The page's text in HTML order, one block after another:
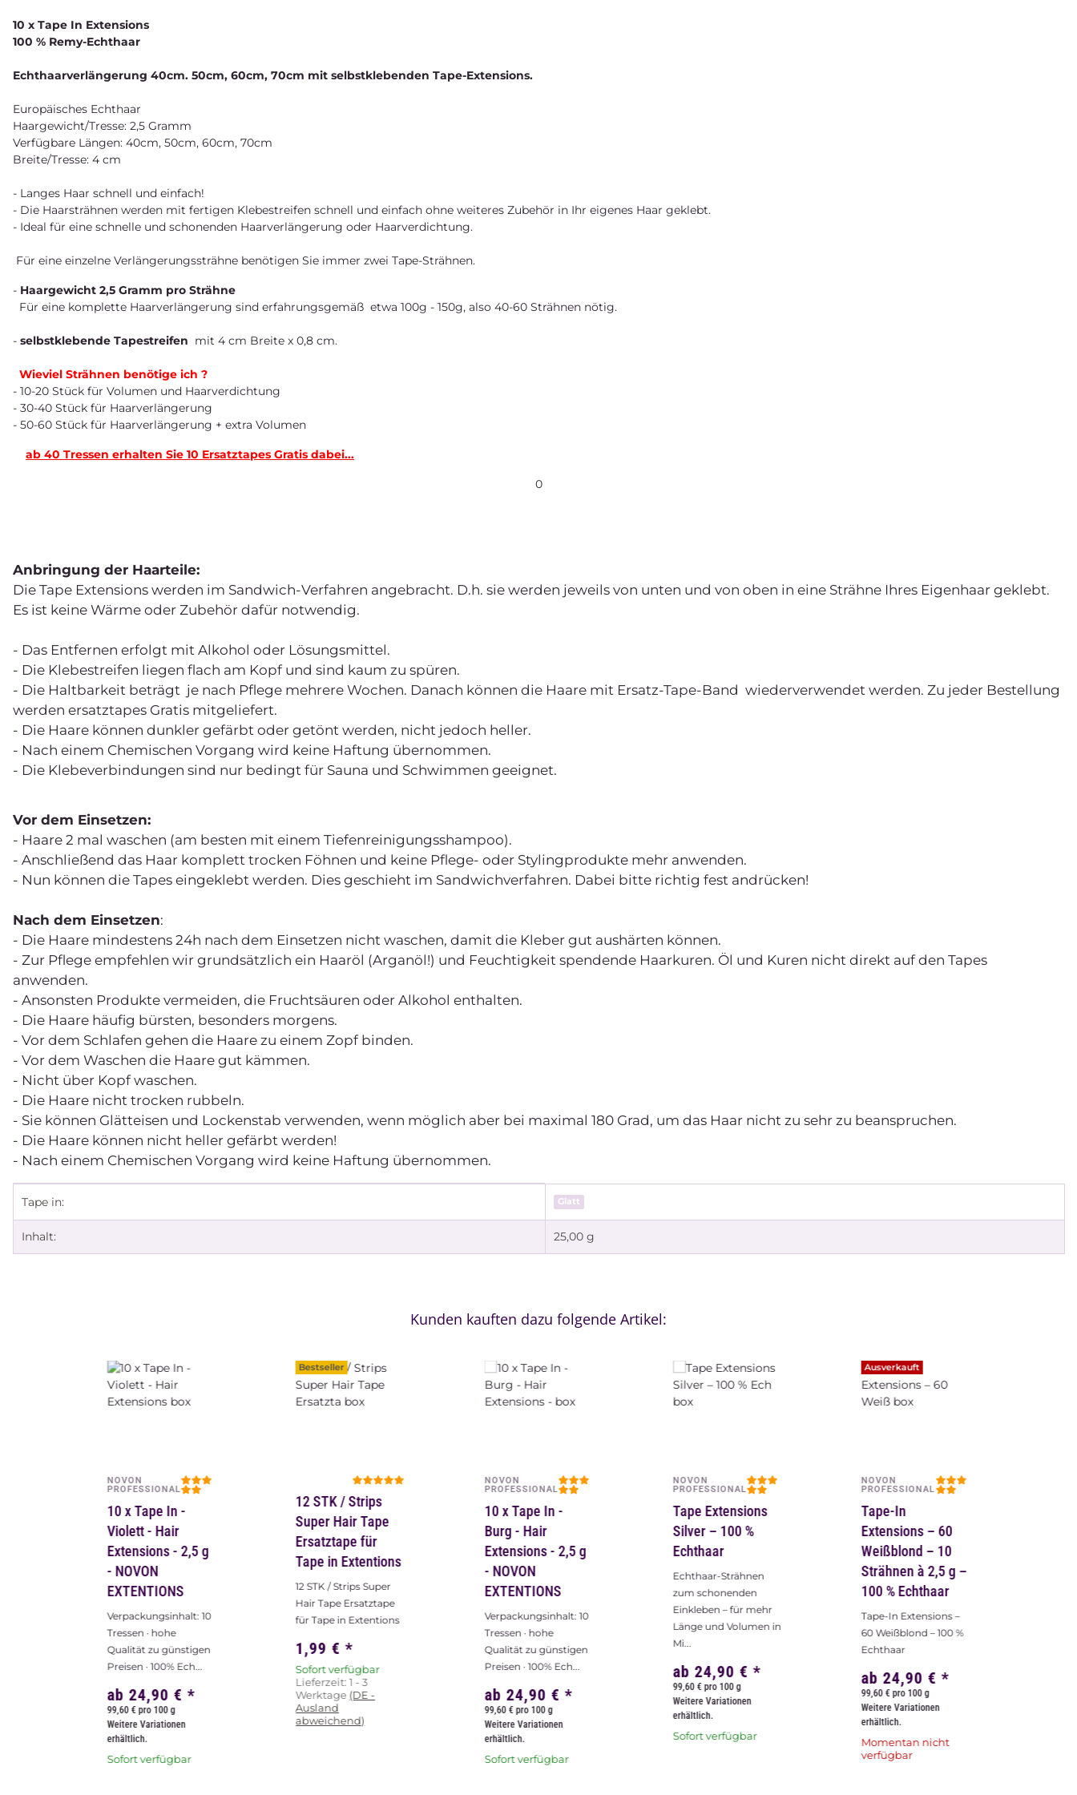
10 x Tape In Extensions
100 % Remy-Echthaar
Echthaarverlängerung 40cm. 50cm, 60cm, 70cm mit selbstklebenden Tape-Extensions.
Europäisches Echthaar
Haargewicht/Tresse: 2,5 Gramm
Verfügbare Längen: 40cm, 50cm, 60cm, 70cm
Breite/Tresse: 4 cm
- Langes Haar schnell und einfach!
- Die Haarsträhnen werden mit fertigen Klebestreifen schnell und einfach ohne weiteres Zubehör in Ihr eigenes Haar geklebt.
- Ideal für eine schnelle und schonenden Haarverlängerung oder Haarverdichtung.
Für eine einzelne Verlängerungssträhne benötigen Sie immer zwei Tape-Strähnen.
- Haargewicht 2,5 Gramm pro Strähne
Für eine komplette Haarverlängerung sind erfahrungsgemäß etwa 100g - 150g, also 40-60 Strähnen nötig.
- selbstklebende Tapestreifen mit 4 cm Breite x 0,8 cm.
Wieviel Strähnen benötige ich ?
- 10-20 Stück für Volumen und Haarverdichtung
- 30-40 Stück für Haarverlängerung
- 50-60 Stück für Haarverlängerung + extra Volumen
ab 40 Tressen erhalten Sie 10 Ersatztapes Gratis dabei...
0
Anbringung der Haarteile:
Die Tape Extensions werden im Sandwich-Verfahren angebracht. D.h. sie werden jeweils von unten und von oben in eine Strähne Ihres Eigenhaar geklebt.
Es ist keine Wärme oder Zubehör dafür notwendig.
- Das Entfernen erfolgt mit Alkohol oder Lösungsmittel.
- Die Klebestreifen liegen flach am Kopf und sind kaum zu spüren.
- Die Haltbarkeit beträgt je nach Pflege mehrere Wochen. Danach können die Haare mit Ersatz-Tape-Band wiederverwendet werden. Zu jeder Bestellung
werden ersatztapes Gratis mitgeliefert.
- Die Haare können dunkler gefärbt oder getönt werden, nicht jedoch heller.
- Nach einem Chemischen Vorgang wird keine Haftung übernommen.
- Die Klebeverbindungen sind nur bedingt für Sauna und Schwimmen geeignet.
Vor dem Einsetzen:
- Haare 2 mal waschen (am besten mit einem Tiefenreinigungsshampoo).
- Anschließend das Haar komplett trocken Föhnen und keine Pflege- oder Stylingprodukte mehr anwenden.
- Nun können die Tapes eingeklebt werden. Dies geschieht im Sandwichverfahren. Dabei bitte richtig fest andrücken!
Nach dem Einsetzen:
- Die Haare mindestens 24h nach dem Einsetzen nicht waschen, damit die Kleber gut aushärten können.
- Zur Pflege empfehlen wir grundsätzlich ein Haaröl (Arganöl!) und Feuchtigkeit spendende Haarkuren. Öl und Kuren nicht direkt auf den Tapes
anwenden.
- Ansonsten Produkte vermeiden, die Fruchtsäuren oder Alkohol enthalten.
- Die Haare häufig bürsten, besonders morgens.
- Vor dem Schlafen gehen die Haare zu einem Zopf binden.
- Vor dem Waschen die Haare gut kämmen.
- Nicht über Kopf waschen.
- Die Haare nicht trocken rubbeln.
- Sie können Glätteisen und Lockenstab verwenden, wenn möglich aber bei maximal 180 Grad, um das Haar nicht zu sehr zu beanspruchen.
- Die Haare können nicht heller gefärbt werden!
- Nach einem Chemischen Vorgang wird keine Haftung übernommen.
Produkteigenschaft
Wert
Tape in: Glatt
Inhalt: 25,00 g
Kunden kauften dazu folgende Artikel:
NOVON
PROFESSIONAL
10 x Tape In -
Violett - Hair
Extensions - 2,5 g
- NOVON
EXTENTIONS
Verpackungsinhalt: 10
Tressen · hohe
Qualität zu günstigen
Preisen · 100% Ech...
ab 24,90 €*
99,60 € pro 100 g
Weitere Variationen
erhältlich.
Sofort verfügbar
Bestseller
12 STK / Strips
Super Hair Tape
Ersatztape für
Tape in Extentions
12 STK / Strips Super
Hair Tape Ersatztape
für Tape in Extentions
1,99 €*
Sofort verfügbar
Lieferzeit:1 - 3
Werktage (DE -
Ausland
abweichend)
NOVON
PROFESSIONAL
10 x Tape In -
Burg - Hair
Extensions - 2,5 g
- NOVON
EXTENTIONS
Verpackungsinhalt: 10
Tressen · hohe
Qualität zu günstigen
Preisen · 100% Ech...
ab 24,90 €*
99,60 € pro 100 g
Weitere Variationen
erhältlich.
Sofort verfügbar
NOVON
PROFESSIONAL
Tape Extensions
Silver – 100 %
Echthaar
Echthaar-Strähnen
zum schonenden
Einkleben – für mehr
Länge und Volumen in
Mi...
ab 24,90 €*
99,60 € pro 100 g
Weitere Variationen
erhältlich.
Sofort verfügbar
Ausverkauft
NOVON
PROFESSIONAL
Tape-In
Extensions – 60
Weißblond – 10
Strähnen à 2,5 g –
100 % Echthaar
Tape-In Extensions –
60 Weißblond – 100 %
Echthaar
ab 24,90 €*
99,60 € pro 100 g
Weitere Variationen
erhältlich.
Momentan nicht
verfügbar